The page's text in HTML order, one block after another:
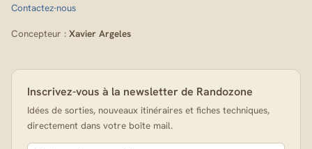
Contactez-nous
Concepteur : Xavier Argeles
Inscrivez-vous à la newsletter de Randozone
Idées de sorties, nouveaux itinéraires et fiches techniques,
directement dans votre boîte mail.